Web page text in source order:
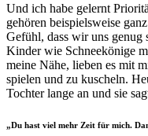
Und ich habe gelernt
gehören beispielsweise
Gefühl, dass wir uns genug
Kinder wie Schneekönige
meine Nähe, lieben es mit
spielen und zu kuscheln.
Tochter lange an und sie
„Du hast viel mehr Zeit für mich.